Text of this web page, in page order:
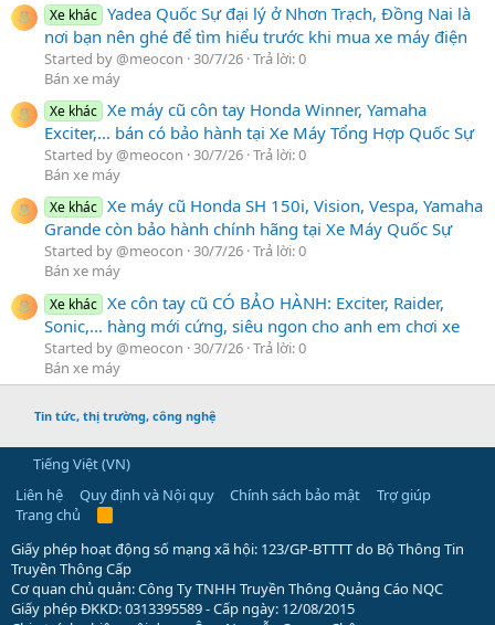
Xe khác Yadea Quốc Sự đại lý ở Nhơn Trạch, Đồng Nai là
nơi bạn nên ghé để tìm hiểu trước khi mua xe máy điện
Started by @meocon 30/7/26 Trả lời: 0
Bán xe máy
Xe khác Xe máy cũ côn tay Honda Winner, Yamaha
Exciter,... bán có bảo hành tại Xe Máy Tổng Hợp Quốc Sự
Started by @meocon 30/7/26 Trả lời: 0
Bán xe máy
Xe khác Xe máy cũ Honda SH 150i, Vision, Vespa, Yamaha
Grande còn bảo hành chính hãng tại Xe Máy Quốc Sự
Started by @meocon 30/7/26 Trả lời: 0
Bán xe máy
Xe khác Xe côn tay cũ CÓ BẢO HÀNH: Exciter, Raider,
Sonic,... hàng mới cứng, siêu ngon cho anh em chơi xe
Started by @meocon 30/7/26 Trả lời: 0
Bán xe máy
Tin tức, thị trường, công nghệ
Tiếng Việt (VN)
Liên hệ
Quy định và Nội quy Chính sách bảo mật
Trợ giúp
Trang chủ
R
S
S
Giấy phép hoạt động số mạng xã hội: 123/GP-BTTTT do Bộ Thông Tin
Truyền Thông Cấp
Cơ quan chủ quản: Công Ty TNHH Truyền Thông Quảng Cáo NQC
Giấy phép ĐKKD: 0313395589 - Cấp ngày: 12/08/2015